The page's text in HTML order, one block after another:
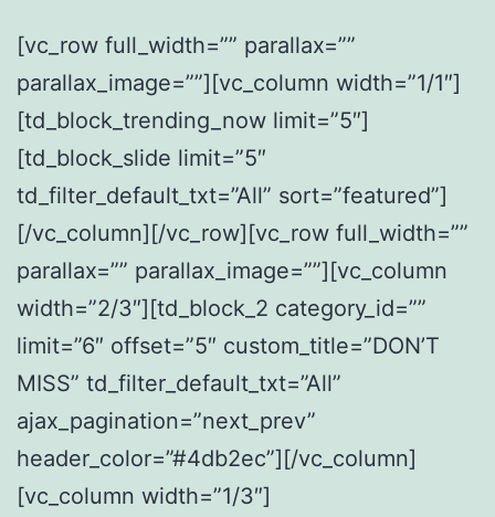
[vc_row full_width=”” parallax=””
parallax_image=””][vc_column width=”1/1″]
[td_block_trending_now limit=”5″]
[td_block_slide limit=”5″
td_filter_default_txt=”All” sort=”featured”]
[/vc_column][/vc_row][vc_row full_width=””
parallax=”” parallax_image=””][vc_column
width=”2/3″][td_block_2 category_id=””
limit=”6″ offset=”5″ custom_title=”DON’T
MISS” td_filter_default_txt=”All”
ajax_pagination=”next_prev”
header_color=”#4db2ec”][/vc_column]
[vc_column width=”1/3″]